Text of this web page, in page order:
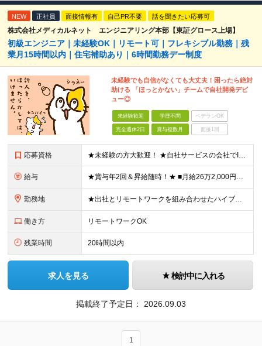
NEW 正社員 面接情報有 自己PR不要 話を聞きたい応募可
株式会社メディカルネット エンジニアリング本部【東証グロース上場】
初級エンジニア｜未経験OK｜リモート可｜フレキシブル勤務｜残
業月15時間以内｜住宅補助あり｜6時間勤務デー制度
未経験でも自信がなくても大丈夫！困ったら絶対
助ける 「ほっとかない」チームで自社開発デビ
ュー◎
未経験歓迎 学歴不問 ベテランOK
完全週休2日 賞与複数月 面接1回
応募資格 ★未経験の方大歓迎！ ★自社サービスの会社でIT業界デビューを目指しましょう◎ ■学歴不問 ＼以下のような方大歓迎／ ◎ITの仕事に興味がある ◎エンジニアとしてキャリアを築きたい ◎社会貢献性の高
給与 ★賞与年2回＆昇給随時！★ ■月給26万2,000円～33万円＋賞与年2回＋交通費 ※前職の給与やスキルを考慮し決定します ※固定残業代（月45時間分／6万9,000円～8万7,000円）を含みます
勤務地 ★出社とリモートワークを組み合わせたハイブリッド勤務！ ★幡ヶ谷駅から徒歩1分！ 【本社】 東京都渋谷区幡ヶ谷1-34-14 宝ビル3F ※(変更の範囲)上記を除く当社関連勤務地
働き方 リモートワークOK
残業時間 20時間以内
求人を見る 検討中に入れる
掲載終了予定日： 2026.09.03
1